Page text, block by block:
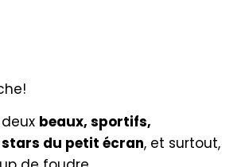
beaux, sportifs,
du petit écran, et surtout,